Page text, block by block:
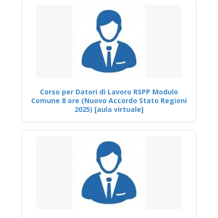
Corso per Datori di Lavoro RSPP Modulo
Comune 8 ore (Nuovo Accordo Stato Regioni
2025) [aula virtuale]